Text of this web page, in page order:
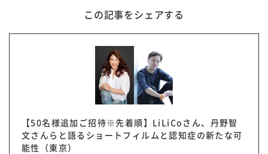
この記事をシェアする
【50名様追加ご招待※先着順】LiLiCoさん、丹野智
文さんらと語るショートフィルムと認知症の新たな可
能性（東京）